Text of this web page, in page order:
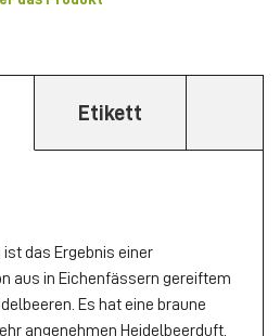
Etikett
das Ergebnis einer
aus in Eichenfässern gereiftem
Es hat eine braune
angenehmen Heidelbeerduft.